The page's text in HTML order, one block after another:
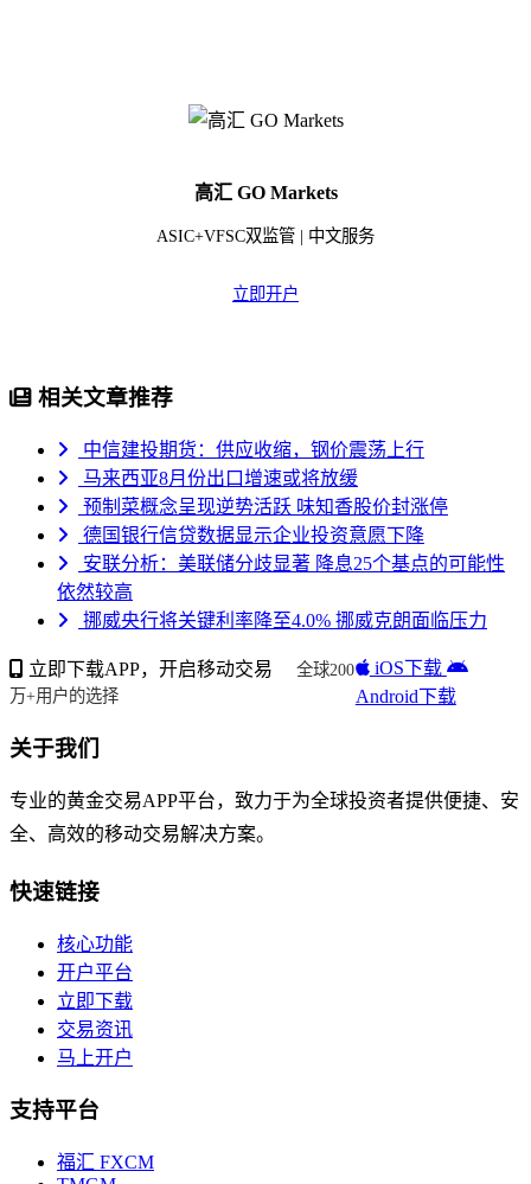
高汇 GO Markets
ASIC+VFSC双监管 | 中文服务
立即开户
相关文章推荐
中信建投期货：供应收缩，钢价震荡上行
马来西亚8月份出口增速或将放缓
预制菜概念呈现逆势活跃 味知香股价封涨停
德国银行信贷数据显示企业投资意愿下降
安联分析：美联储分歧显著 降息25个基点的可能性
依然较高
挪威央行将关键利率降至4.0% 挪威克朗面临压力
立即下载APP，开启移动交易
全球200
万+用户的选择
iOS下载
Android下载
关于我们
专业的黄金交易APP平台，致力于为全球投资者提供便捷、安
全、高效的移动交易解决方案。
快速链接
核心功能
开户平台
立即下载
交易资讯
马上开户
支持平台
福汇 FXCM